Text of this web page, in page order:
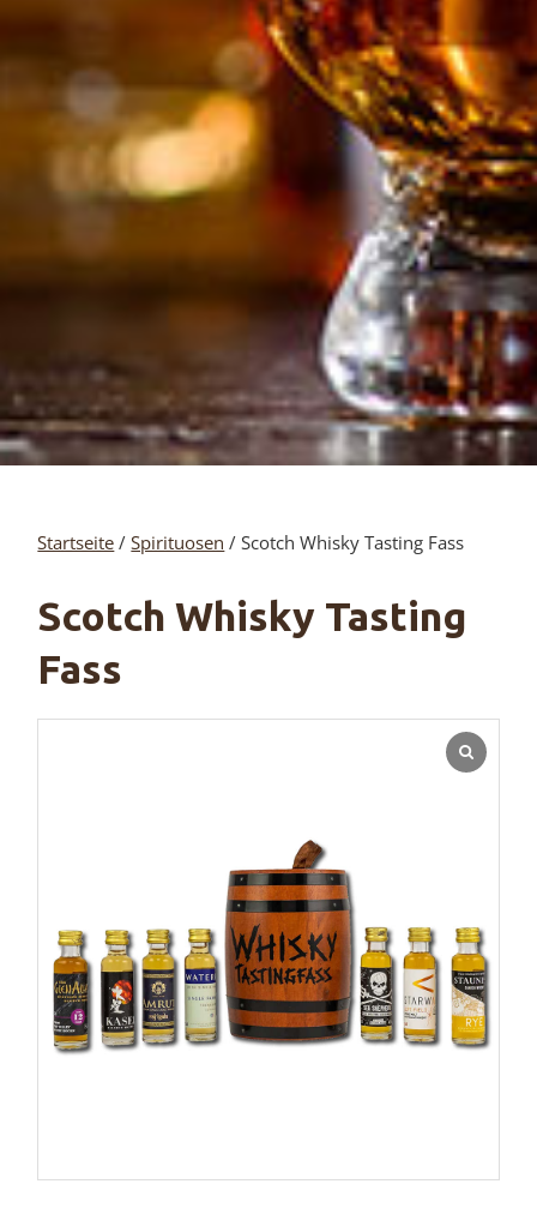
Startseite /Spirituosen / Scotch Whisky Tasting Fass
Scotch Whisky Tasting
Fass